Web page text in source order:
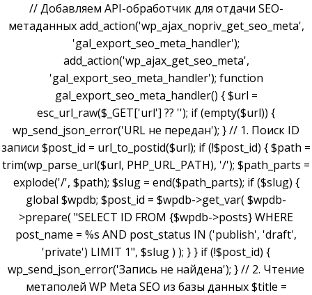
// Добавляем API-обработчик для отдачи SEO-
метаданных add_action('wp_ajax_nopriv_get_seo_meta',
'gal_export_seo_meta_handler');
add_action('wp_ajax_get_seo_meta',
'gal_export_seo_meta_handler'); function
gal_export_seo_meta_handler() { $url =
esc_url_raw($_GET['url'] ?? ''); if (empty($url)) {
wp_send_json_error('URL не передан'); } // 1. Поиск ID
записи $post_id = url_to_postid($url); if (!$post_id) { $path =
trim(wp_parse_url($url, PHP_URL_PATH), '/'); $path_parts =
explode('/', $path); $slug = end($path_parts); if ($slug) {
global $wpdb; $post_id = $wpdb->get_var( $wpdb-
>prepare( "SELECT ID FROM {$wpdb->posts} WHERE
post_name = %s AND post_status IN ('publish', 'draft',
'private') LIMIT 1", $slug ) ); } } if (!$post_id) {
wp_send_json_error('Запись не найдена'); } // 2. Чтение
метаполей WP Meta SEO из базы данных $title =